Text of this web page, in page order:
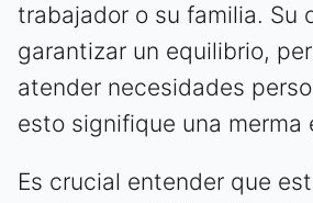
trabajador o su familia. Su
garantizar un equilibrio,
atender necesidades
esto signifique una merma
Es crucial entender que